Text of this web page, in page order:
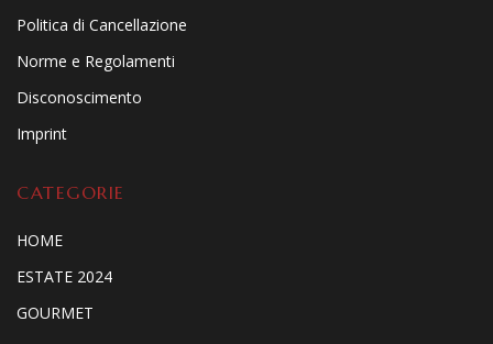
Politica di Cancellazione
Norme e Regolamenti
Disconoscimento
Imprint
CATEGORIE
HOME
ESTATE 2024
GOURMET